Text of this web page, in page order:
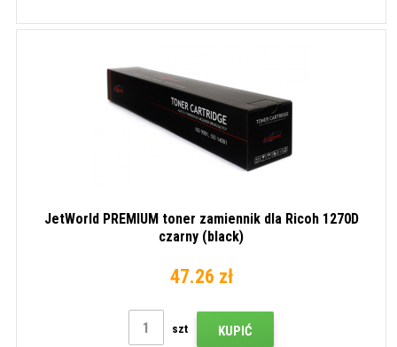
JetWorld PREMIUM toner zamiennik dla Ricoh 1270D
czarny (black)
47.26 zł
szt KUPIĆ